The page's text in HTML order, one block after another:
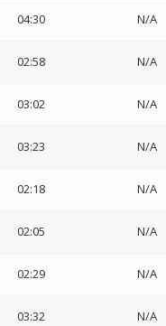
04:30 N/A
02:58 N/A
03:02 N/A
03:23 N/A
02:18 N/A
02:05 N/A
02:29 N/A
03:32 N/A